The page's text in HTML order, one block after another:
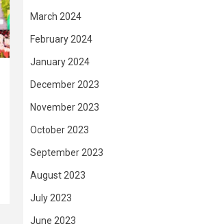
March 2024
February 2024
January 2024
December 2023
November 2023
October 2023
September 2023
August 2023
July 2023
June 2023